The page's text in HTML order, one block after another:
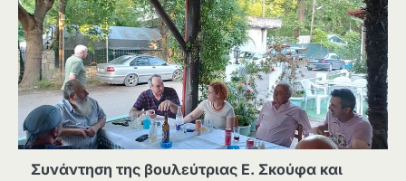
Συνάντηση της βουλεύτριας Ε. Σκούφα και